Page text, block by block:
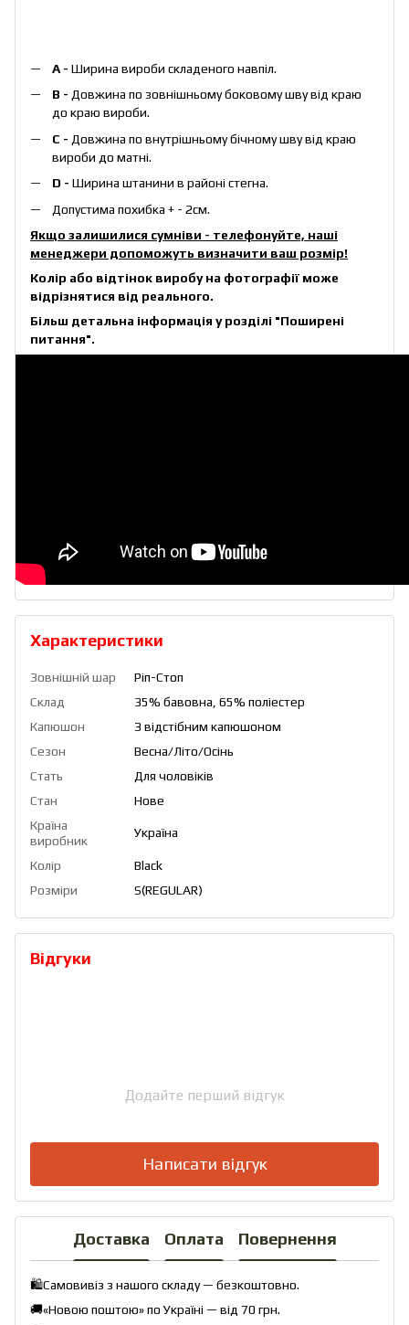
А - Ширина вироби складеного навпіл.
B - Довжина по зовнішньому боковому шву від краю
до краю вироби.
С - Довжина по внутрішньому бічному шву від краю
вироби до матні.
D - Ширина штанини в районі стегна.
Допустима похибка + - 2см.
Якщо залишилися сумніви - телефонуйте, наші
менеджери допоможуть визначити ваш розмір!
Колір або відтінок виробу на фотографії може
відрізнятися від реального.
Більш детальна інформація у розділі "Поширені
питання".
Характеристики
Зовнішній шар
Ріп-Стоп
Склад
35% бавовна, 65% поліестер
Капюшон
З відстібним капюшоном
Сезон
Весна/Літо/Осінь
Стать
Для чоловіків
Стан
Нове
Країна
виробник
Україна
Колір
Black
Розміри
S(REGULAR)
Відгуки
Додайте перший відгук
Написати відгук
Доставка Оплата Повернення
🛍️Самовивіз з нашого складу — безкоштовно.
🚚«Новою поштою» по Україні — від 70 грн.